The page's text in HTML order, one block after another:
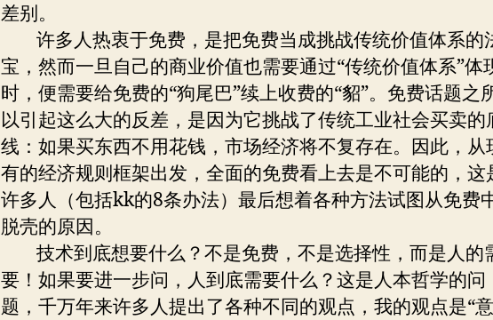
差别。
许多人热衷于免费，是把免费当成挑战传统价值体系的
宝，然而一旦自己的商业价值也需要通过“传统价值体系”体
时，便需要给免费的“狗尾巴”续上收费的“貂”。免费话题之
以引起这么大的反差，是因为它挑战了传统工业社会买卖的
线：如果买东西不用花钱，市场经济将不复存在。因此，从
有的经济规则框架出发，全面的免费看上去是不可能的，这
许多人（包括kk的8条办法）最后想着各种方法试图从免费
脱壳的原因。
技术到底想要什么？不是免费，不是选择性，而是人的
要！如果要进一步问，人到底需要什么？这是人本哲学的问
题，千万年来许多人提出了各种不同的观点，我的观点是“